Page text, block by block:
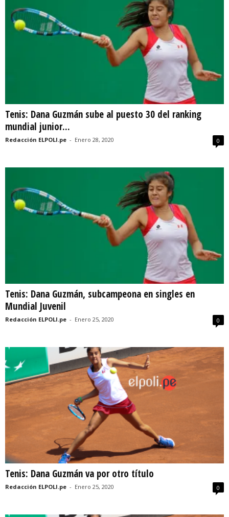
Tenis: Dana Guzmán sube al puesto 30 del ranking
mundial junior...
Redacción ELPOLI.pe - Enero 28, 2020 0
Tenis: Dana Guzmán, subcampeona en singles en
Mundial Juvenil
Redacción ELPOLI.pe - Enero 25, 2020 0
Tenis: Dana Guzmán va por otro título
Redacción ELPOLI.pe - Enero 25, 2020 0